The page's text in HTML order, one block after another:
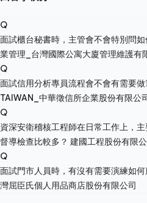
Q
面試櫃台秘書時，主管會不會特別問
業管理_台灣國際公寓大廈管理維護有
Q
面試信用分析專員流程會不會有需要
TAIWAN_中華徵信所企業股份有限公
Q
資深安衛稽核工程師在日常工作上，
督導檢查比較多？ 建國工程股份有限
Q
面試門市人員時，有沒有需要演練如
灣屈臣氏個人用品商店股份有限公司